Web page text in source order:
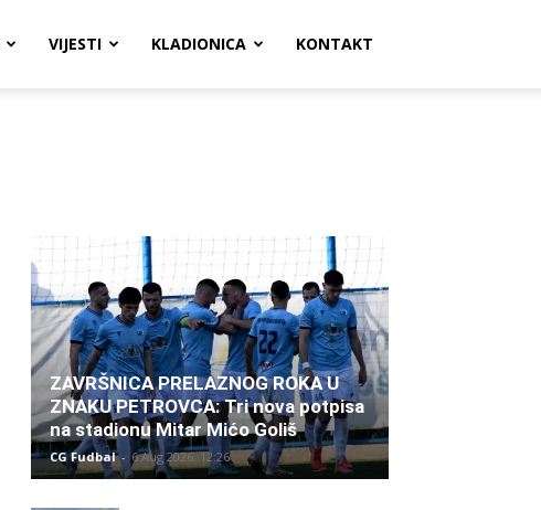
VIJESTI KLADIONICA KONTAKT
ZAVRŠNICA PRELAZNOG ROKA U
ZNAKU PETROVCA: Tri nova potpisa
na stadionu Mitar Mićo Goliš
CG Fudbal - 6 Aug 2026. 12:26